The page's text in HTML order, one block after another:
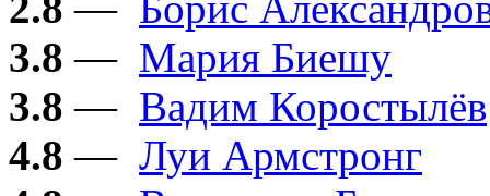
3.8 — Мария Биешу
3.8 — Вадим Коростылёв
4.8 — Луи Армстронг